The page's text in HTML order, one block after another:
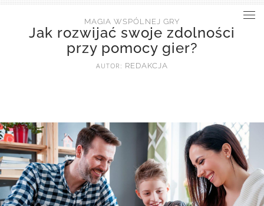
MAGIA WSPÓLNEJ GRY
Jak rozwijać swoje zdolności
przy pomocy gier?
AUTOR: REDAKCJA